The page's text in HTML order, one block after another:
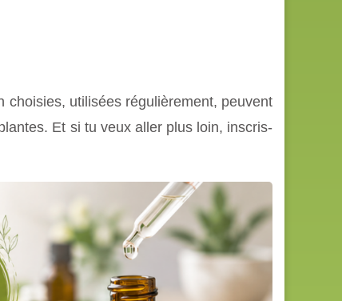
choisies, utilisées régulièrement, peuvent
Et si tu veux aller plus loin, inscris-